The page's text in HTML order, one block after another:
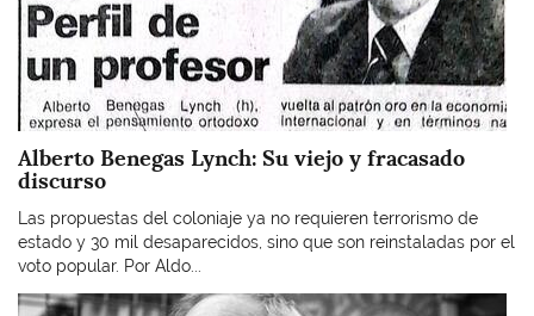
Alberto Benegas Lynch: Su viejo y fracasado
discurso
Las propuestas del coloniaje ya no requieren terrorismo de
estado y 30 mil desaparecidos, sino que son reinstaladas por el
voto popular. Por Aldo...
Imagen